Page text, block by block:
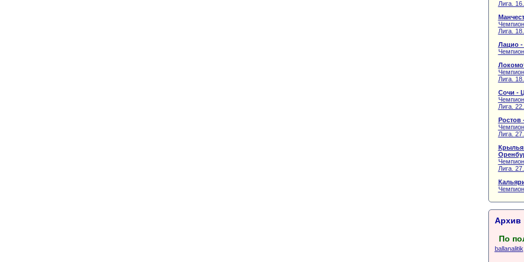
Лига.
Лига.
Лацио -
Лига.
Сочи -
Лига.
Ростов
Лига.
Лига.
Архив
По
ballanalitik